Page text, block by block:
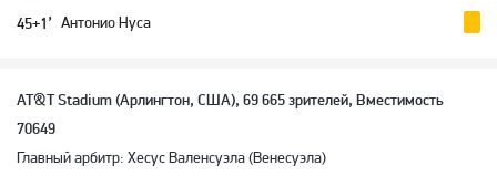
45+1’ Антонио Нуса
AT&T Stadium (Арлингтон, США), 69 665 зрителей, Вместимость
70649
Главный арбитр: Хесус Валенсуэла (Венесуэла)